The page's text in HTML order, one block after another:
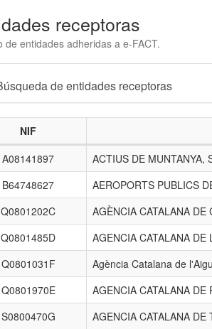
receptoras
de entidades adheridas a e-FACT.
de entidades receptoras
NIF
A08141897
ACTIUS DE MUNTANYA,
B64748627
AEROPORTS PUBLICS
Q0801202C
AGÈNCIA CATALANA DE
Q0801485D
AGENCIA CATALANA DE
Q0801031F
Agència Catalana de
Q0801970E
AGENCIA CATALANA DE
S0800470G
AGENCIA CATALANA DE